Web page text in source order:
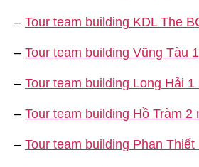
– Tour team building KDL The
– Tour team building Vũng Tàu
– Tour team building Long Hải 1
– Tour team building Hồ Tràm 2
– Tour team building Phan Thiết